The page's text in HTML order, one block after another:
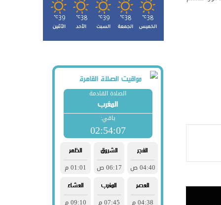
38
℃
الخميس
38
℃
الجمعة
39
℃
السبت
38
℃
الأحد
39
℃
الأثنين